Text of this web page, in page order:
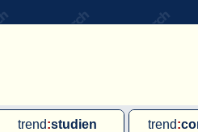
trend:studien trend: